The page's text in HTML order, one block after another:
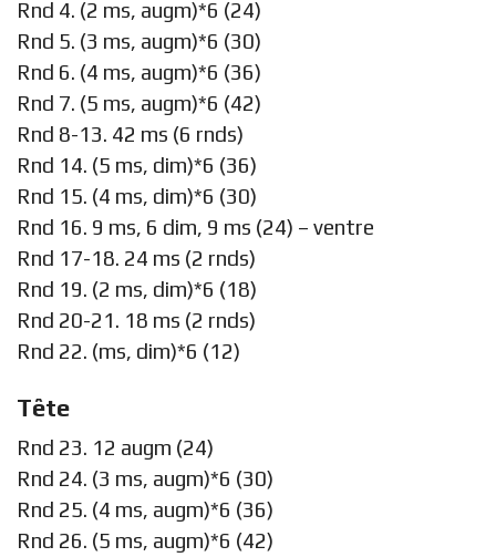
Rnd 4. (2 ms, augm)*6 (24)
Rnd 5. (3 ms, augm)*6 (30)
Rnd 6. (4 ms, augm)*6 (36)
Rnd 7. (5 ms, augm)*6 (42)
Rnd 8-13. 42 ms (6 rnds)
Rnd 14. (5 ms, dim)*6 (36)
Rnd 15. (4 ms, dim)*6 (30)
Rnd 16. 9 ms, 6 dim, 9 ms (24) – ventre
Rnd 17-18. 24 ms (2 rnds)
Rnd 19. (2 ms, dim)*6 (18)
Rnd 20-21. 18 ms (2 rnds)
Rnd 22. (ms, dim)*6 (12)
Tête
Rnd 23. 12 augm (24)
Rnd 24. (3 ms, augm)*6 (30)
Rnd 25. (4 ms, augm)*6 (36)
Rnd 26. (5 ms, augm)*6 (42)